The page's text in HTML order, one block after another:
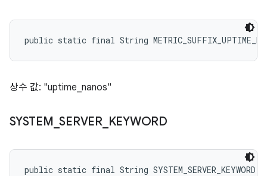
public static final String
상수 값: "uptime_nanos"
SYSTEM _SERVER_ KEYWORD
public static final String SYSTEM_SERVER_KEYWORD